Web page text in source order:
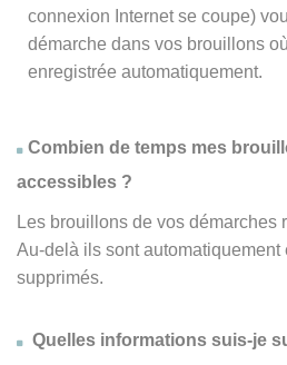
connexion Internet se coupe)
démarche dans vos brouillons
enregistrée automatiquement.
Combien de temps mes
accessibles ?
Les brouillons de vos démarches
Au-delà ils sont automatiquement
supprimés.
Quelles informations suis-je